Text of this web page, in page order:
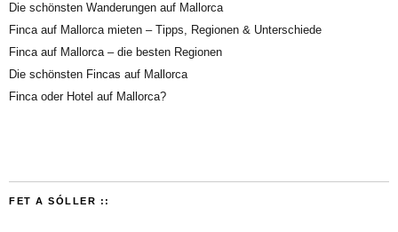
Die schönsten Wanderungen auf Mallorca
Finca auf Mallorca mieten – Tipps, Regionen & Unterschiede
Finca auf Mallorca – die besten Regionen
Die schönsten Fincas auf Mallorca
Finca oder Hotel auf Mallorca?
FET A SÓLLER ::